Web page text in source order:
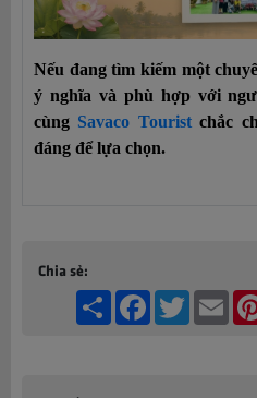
Nếu đang tìm kiếm một
ý nghĩa và phù hợp với
cùng Savaco Tourist chắc
đáng để lựa chọn.
Chia sẻ:
Share Facebook
Twitter